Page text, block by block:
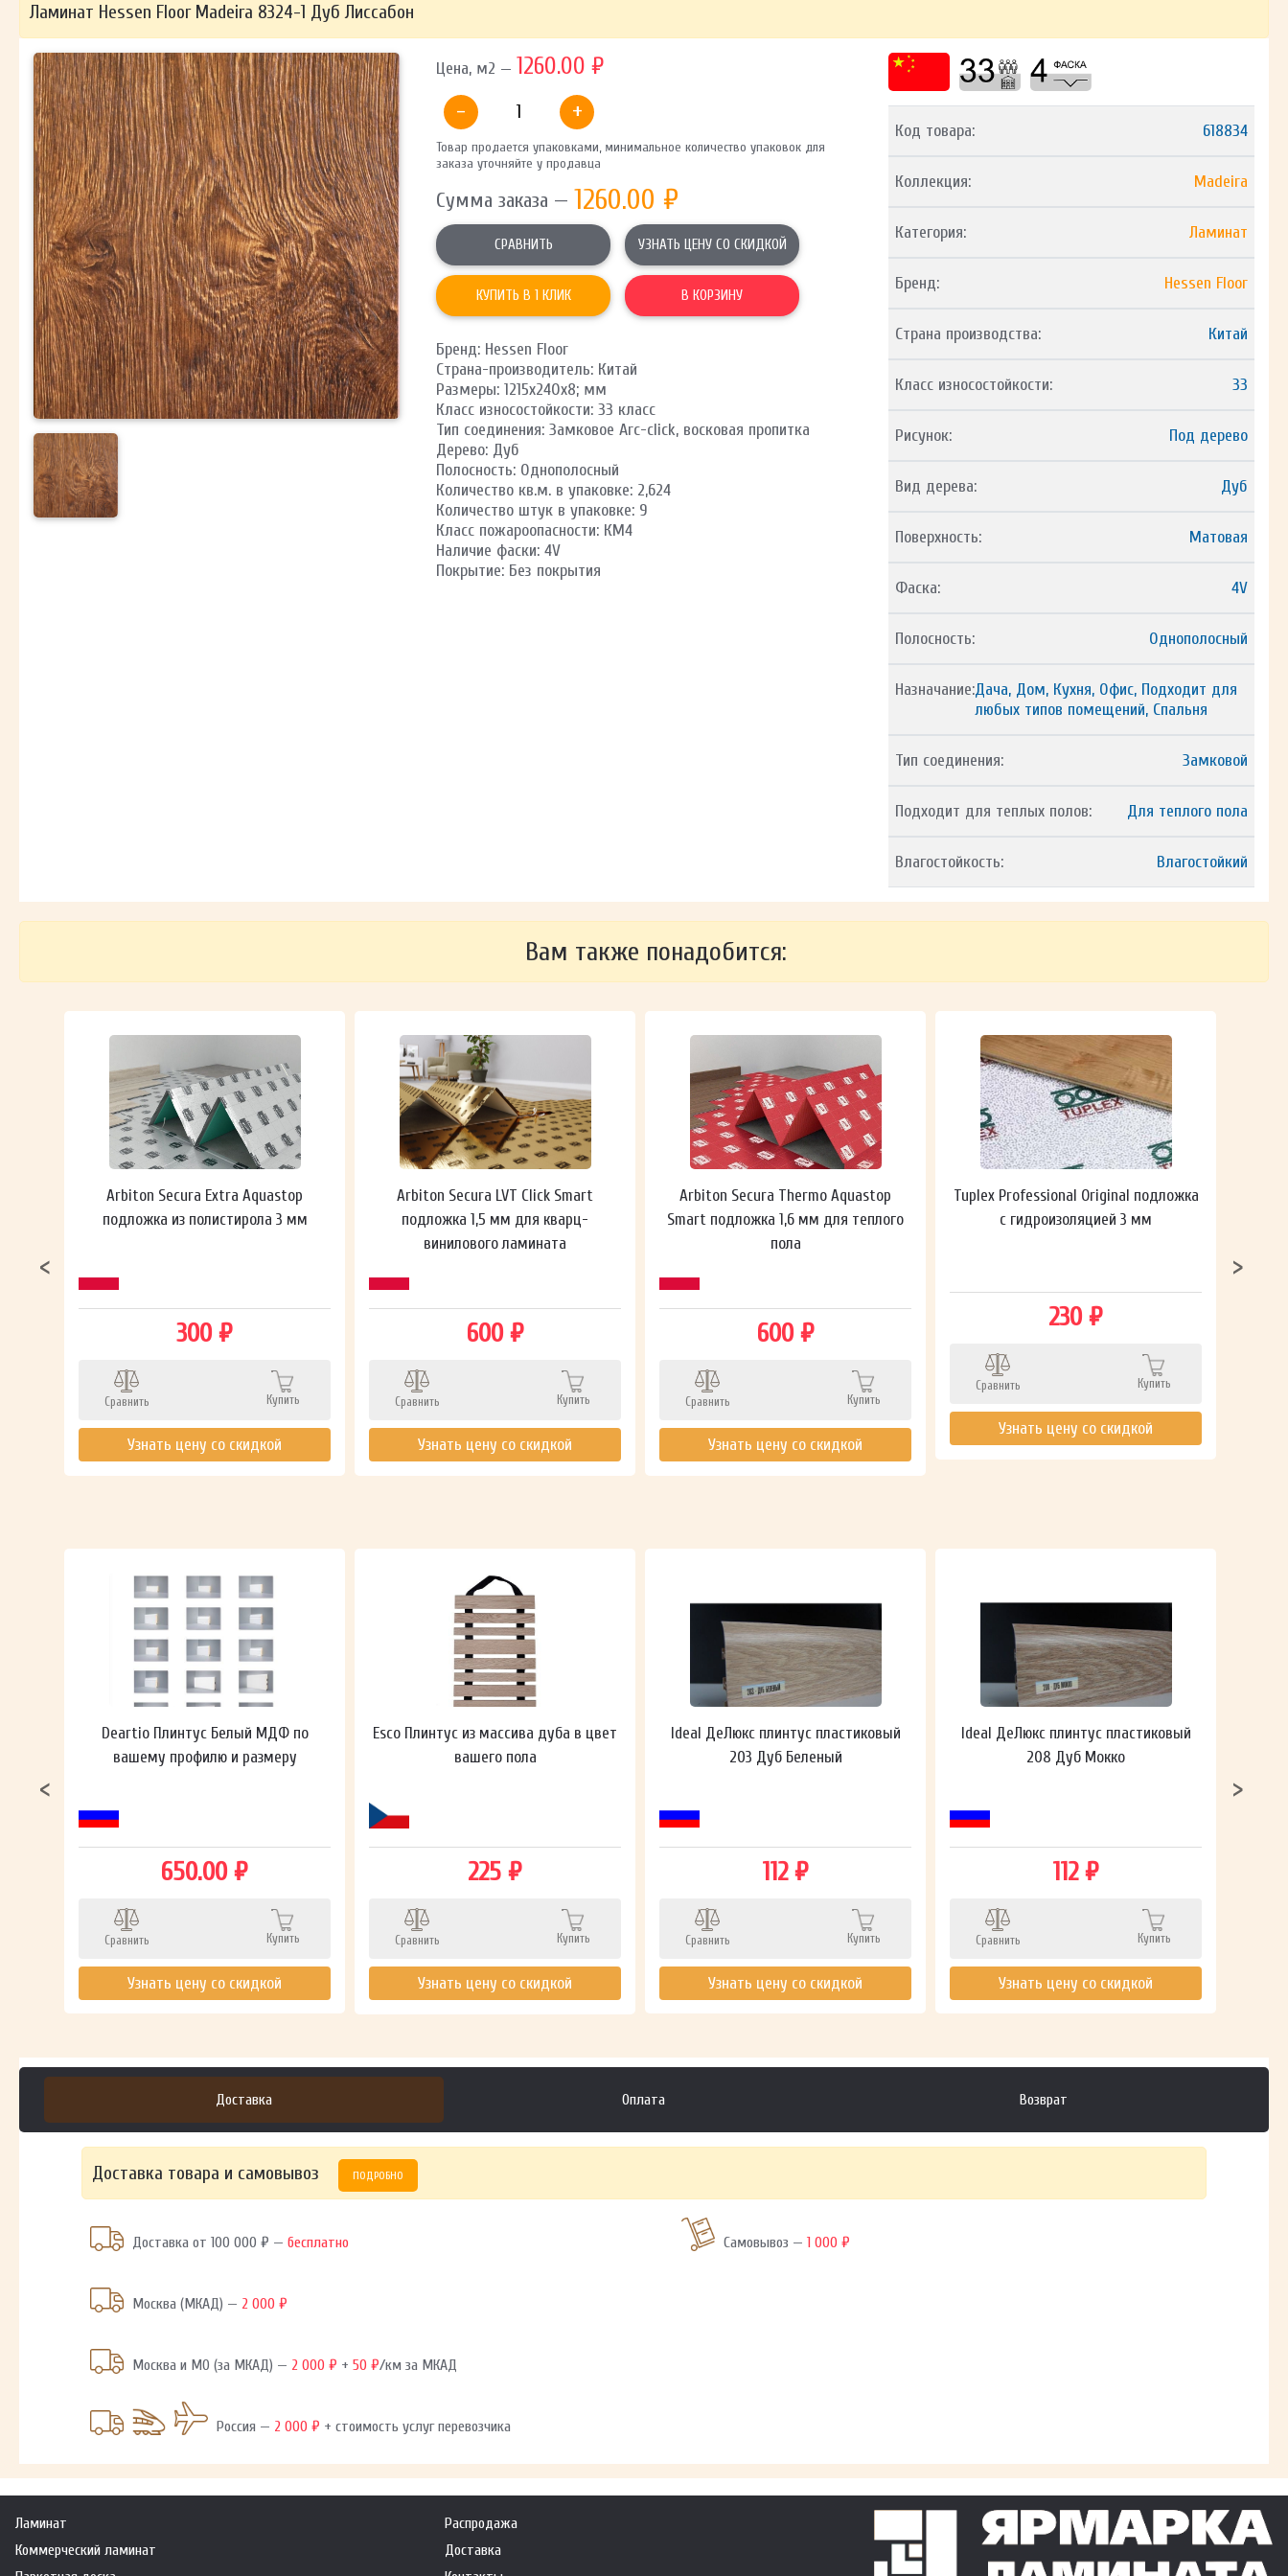
ОТПРАВИТЬ
Ваши данные не будут переданы третьим лицам
Ламинат Hessen Floor Madeira 8324-1 Дуб Лиссабон
Цена, м2 — 1260.00 ₽
-
+
Товар продается упаковками, минимальное количество упаковок для
заказа уточняйте у продавца
Сумма заказа — 1260.00 ₽
СРАВНИТЬ УЗНАТЬ ЦЕНУ СО СКИДКОЙ
КУПИТЬ В 1 КЛИК В КОРЗИНУ
Бренд: Hessen Floor
Страна-производитель: Китай
Размеры: 1215х240х8; мм
Класс износостойкости: 33 класс
Тип соединения: Замковое Arc-click, восковая пропитка
Дерево: Дуб
Полосность: Однополосный
Количество кв.м. в упаковке: 2,624
Количество штук в упаковке: 9
Класс пожароопасности: КМ4
Наличие фаски: 4V
Покрытие: Без покрытия
Код товара: 618834
Коллекция: Madeira
Категория: Ламинат
Бренд: Hessen Floor
Страна производства: Китай
Класс износостойкости: 33
Рисунок: Под дерево
Вид дерева: Дуб
Поверхность: Матовая
Фаска: 4V
Полосность: Однополосный
Назначание:Дача, Дом, Кухня, Офис, Подходит для
любых типов помещений, Спальня
Тип соединения: Замковой
Подходит для теплых полов: Для теплого пола
Влагостойкость: Влагостойкий
Вам также понадобится:
Arbiton Secura Extra Aquastop
подложка из полистирола 3 мм
300 ₽
Сравнить Купить
Узнать цену со скидкой
Arbiton Secura LVT Click Smart
подложка 1,5 мм для кварц-
винилового ламината
600 ₽
Сравнить Купить
Узнать цену со скидкой
Arbiton Secura Thermo Aquastop
Smart подложка 1,6 мм для теплого
пола
600 ₽
Сравнить Купить
Узнать цену со скидкой
Tuplex Professional Original подложка
с гидроизоляцией 3 мм
230 ₽
Сравнить Купить
Узнать цену со скидкой
Deartio Плинтус Белый МДФ по
вашему профилю и размеру
650.00 ₽
Сравнить Купить
Узнать цену со скидкой
Esco Плинтус из массива дуба в цвет
вашего пола
225 ₽
Сравнить Купить
Узнать цену со скидкой
Ideal ДеЛюкс плинтус пластиковый
203 Дуб Беленый
112 ₽
Сравнить Купить
Узнать цену со скидкой
Ideal ДеЛюкс плинтус пластиковый
208 Дуб Мокко
112 ₽
Сравнить Купить
Узнать цену со скидкой
Доставка Оплата Возврат
Доставка товара и самовывоз ПОДРОБНО
Доставка от 100 000 ₽ —бесплатно
Москва (МКАД) — 2 000 ₽
Москва и МО (за МКАД) — 2 000 ₽ +50 ₽/км за МКАД
Россия — 2 000 ₽ + стоимость услуг перевозчика
Самовывоз —1 000 ₽
Ламинат
Коммерческий ламинат
Распродажа
Доставка